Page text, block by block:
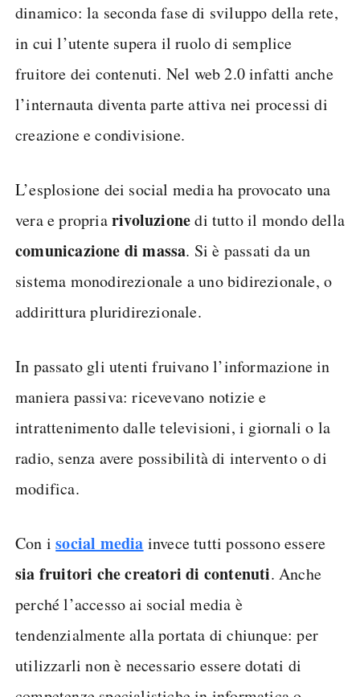
dinamico: la seconda fase di sviluppo della rete,
in cui l’utente supera il ruolo di semplice
fruitore dei contenuti. Nel web 2.0 infatti anche
l’internauta diventa parte attiva nei processi di
creazione e condivisione.
L’esplosione dei social media ha provocato una
vera e propriarivoluzionedi tutto il mondo della
comunicazione di massa. Si è passati da un
sistema monodirezionale a uno bidirezionale, o
addirittura pluridirezionale.
In passato gli utenti fruivano l’informazione in
maniera passiva: ricevevano notizie e
intrattenimento dalle televisioni, i giornali o la
radio, senza avere possibilità di intervento o di
modifica.
Con isocial media invece tutti possono essere
sia fruitori che creatori di contenuti. Anche
perché l’accesso ai social media è
tendenzialmente alla portata di chiunque: per
utilizzarli non è necessario essere dotati di